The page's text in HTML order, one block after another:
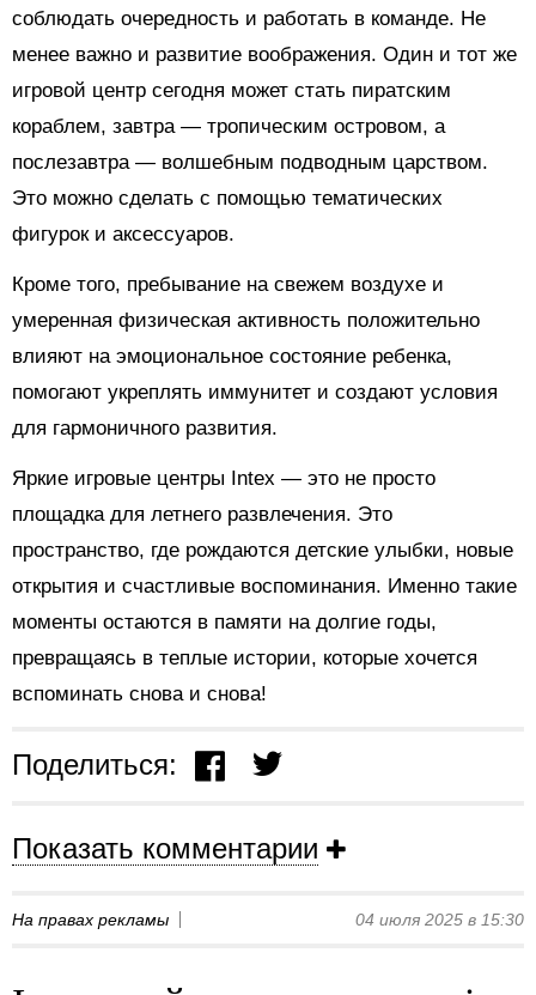
соблюдать очередность и работать в команде. Не
менее важно и развитие воображения. Один и тот же
игровой центр сегодня может стать пиратским
кораблем, завтра — тропическим островом, а
послезавтра — волшебным подводным царством.
Это можно сделать с помощью тематических
фигурок и аксессуаров.
Кроме того, пребывание на свежем воздухе и
умеренная физическая активность положительно
влияют на эмоциональное состояние ребенка,
помогают укреплять иммунитет и создают условия
для гармоничного развития.
Яркие игровые центры Intex — это не просто
площадка для летнего развлечения. Это
пространство, где рождаются детские улыбки, новые
открытия и счастливые воспоминания. Именно такие
моменты остаются в памяти на долгие годы,
превращаясь в теплые истории, которые хочется
вспоминать снова и снова!
Поделиться:
Показать комментарии
На правах рекламы 04 июля 2025 в 15:30